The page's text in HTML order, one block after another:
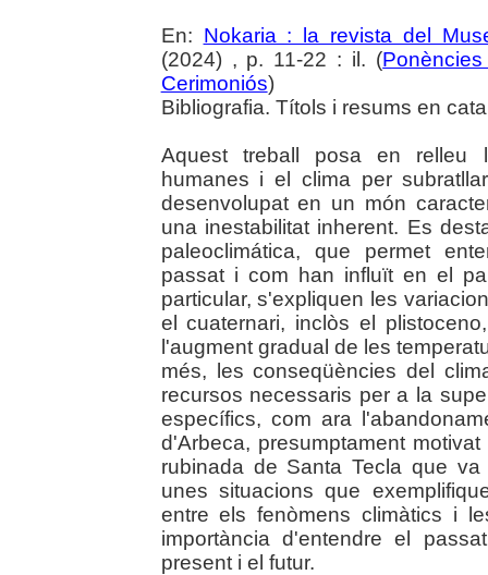
En: Nokaria : la revista del
(2024) , p. 11-22 : il. (
Cerimoniós)
Bibliografia. Títols i resums en
Aquest treball posa en relleu
humanes i el clima per
desenvolupat en un món
una inestabilitat inherent. Es
paleoclimática, que permet
passat i com han influït en el
particular, s'expliquen les
el cuaternari, inclòs el
l'augment gradual de les
més, les conseqüències del
recursos necessaris per a la
específics, com ara
d'Arbeca, presumptament
rubinada de Santa Tecla que
unes situacions que
entre els fenòmens climàtics i
importància d'entendre el
present i el futur.